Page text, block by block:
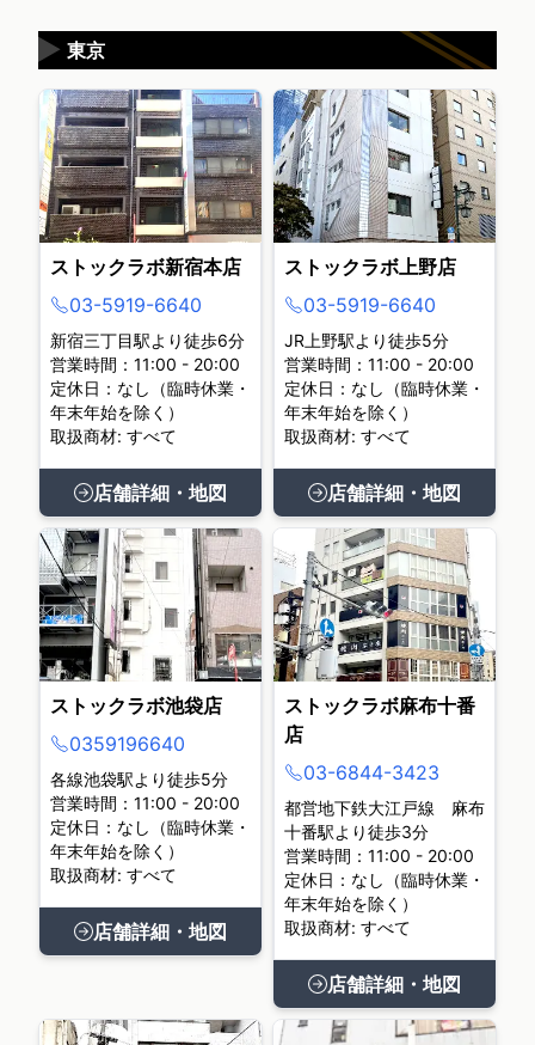
東京
▶
ストックラボ新宿本店
03-5919-6640
新宿三丁目駅より徒歩6分
営業時間：11:00 - 20:00
定休日：なし（臨時休業・
年末年始を除く）
取扱商材: すべて
店舗詳細・地図
ストックラボ上野店
03-5919-6640
JR上野駅より徒歩5分
営業時間：11:00 - 20:00
定休日：なし（臨時休業・
年末年始を除く）
取扱商材: すべて
店舗詳細・地図
ストックラボ池袋店
0359196640
各線池袋駅より徒歩5分
営業時間：11:00 - 20:00
定休日：なし（臨時休業・
年末年始を除く）
取扱商材: すべて
店舗詳細・地図
ストックラボ麻布十番
店
03-6844-3423
都営地下鉄大江戸線 麻布
十番駅より徒歩3分
営業時間：11:00 - 20:00
定休日：なし（臨時休業・
年末年始を除く）
取扱商材: すべて
店舗詳細・地図